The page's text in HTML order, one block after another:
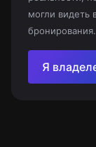
могли видеть
бронирования.
Я